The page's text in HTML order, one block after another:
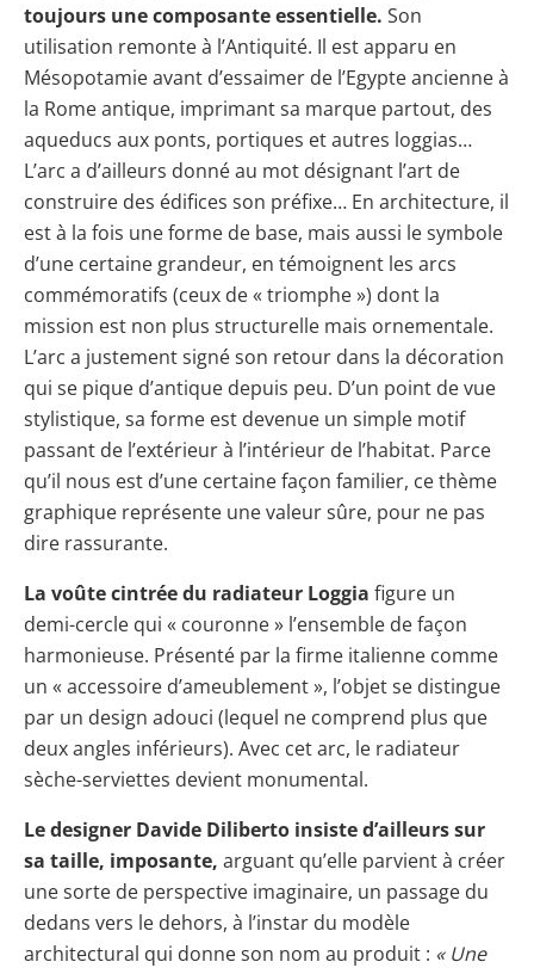
toujours une composante essentielle. Son
utilisation remonte à l’Antiquité. Il est apparu en
Mésopotamie avant d’essaimer de l’Egypte ancienne à
la Rome antique, imprimant sa marque partout, des
aqueducs aux ponts, portiques et autres loggias…
L’arc a d’ailleurs donné au mot désignant l’art de
construire des édifices son préfixe… En architecture, il
est à la fois une forme de base, mais aussi le symbole
d’une certaine grandeur, en témoignent les arcs
commémoratifs (ceux de « triomphe ») dont la
mission est non plus structurelle mais ornementale.
L’arc a justement signé son retour dans la décoration
qui se pique d’antique depuis peu. D’un point de vue
stylistique, sa forme est devenue un simple motif
passant de l’extérieur à l’intérieur de l’habitat. Parce
qu’il nous est d’une certaine façon familier, ce thème
graphique représente une valeur sûre, pour ne pas
dire rassurante.
La voûte cintrée du radiateur Loggia figure un
demi-cercle qui « couronne » l’ensemble de façon
harmonieuse. Présenté par la firme italienne comme
un « accessoire d’ameublement », l’objet se distingue
par un design adouci (lequel ne comprend plus que
deux angles inférieurs). Avec cet arc, le radiateur
sèche-serviettes devient monumental.
Le designer Davide Diliberto insiste d’ailleurs sur
sa taille, imposante, arguant qu’elle parvient à créer
une sorte de perspective imaginaire, un passage du
dedans vers le dehors, à l’instar du modèle
architectural qui donne son nom au produit : « Une